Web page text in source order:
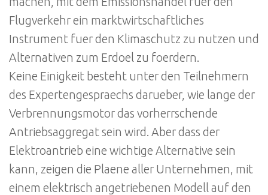
Flugverkehr ein marktwirtschaftliches
Instrument fuer den Klimaschutz zu nutzen und
Alternativen zum Erdoel zu foerdern.
Keine Einigkeit besteht unter den Teilnehmern
des Expertengespraechs darueber, wie lange der
Verbrennungsmotor das vorherrschende
Antriebsaggregat sein wird. Aber dass der
Elektroantrieb eine wichtige Alternative sein
kann, zeigen die Plaene aller Unternehmen, mit
einem elektrisch angetriebenen Modell auf den